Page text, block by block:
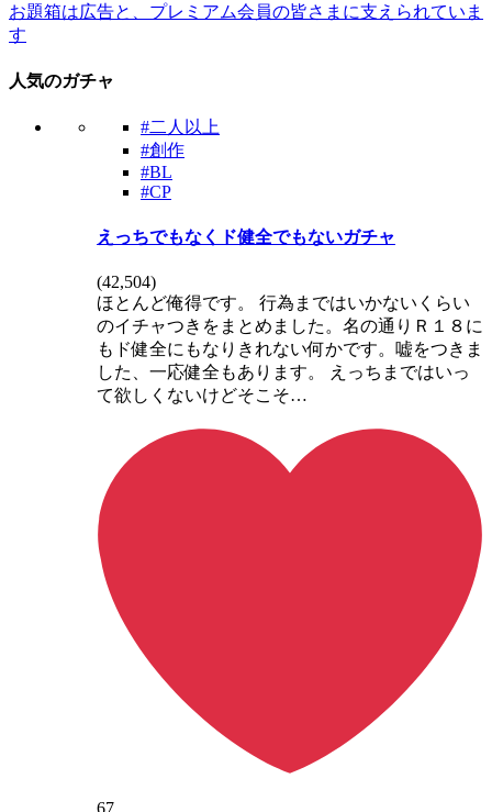
お題箱は広告と、プレミアム会員の皆さまに支えられていま
す
人気のガチャ
#二人以上
#創作
#BL
#CP
えっちでもなくド健全でもないガチャ
(42,504)
ほとんど俺得です。 行為まではいかないくらい
のイチャつきをまとめました。名の通りＲ１８に
もド健全にもなりきれない何かです。嘘をつきま
した、一応健全もあります。 えっちまではいっ
て欲しくないけどそこそ…
67